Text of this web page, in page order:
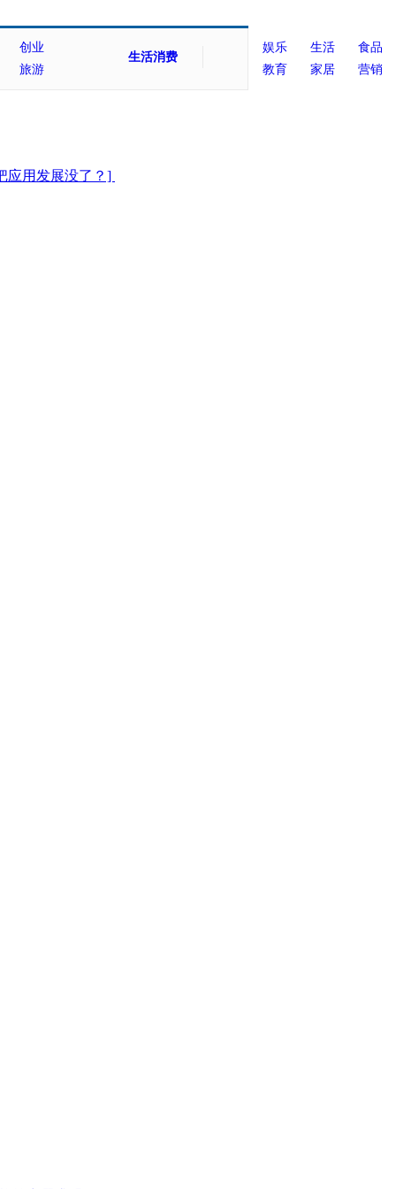
创业
旅游
生活消费
娱乐 生活
食品
教育
家居 营销
应用发展没了？]